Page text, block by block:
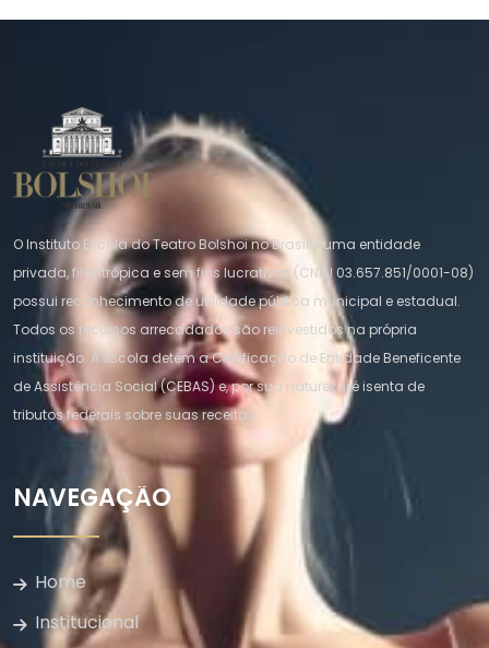
O Instituto Escola do Teatro Bolshoi no Brasil é uma entidade
privada, filantrópica e sem fins lucrativos (CNPJ 03.657.851/0001-08)
possui reconhecimento de utilidade pública municipal e estadual.
Todos os recursos arrecadados são reinvestidos na própria
instituição. A escola detém a Certificação de Entidade Beneficente
de Assistência Social (CEBAS) e, por sua natureza, é isenta de
tributos federais sobre suas receitas.
NAVEGAÇÃO
Home
Institucional